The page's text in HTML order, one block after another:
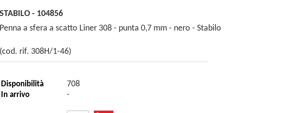
STABILO - 104856
Penna a sfera a scatto Liner 308 - punta 0,7 mm - nero - Stabilo
(cod. rif. 308H/1-46)
Disponibilità 708
In arrivo -